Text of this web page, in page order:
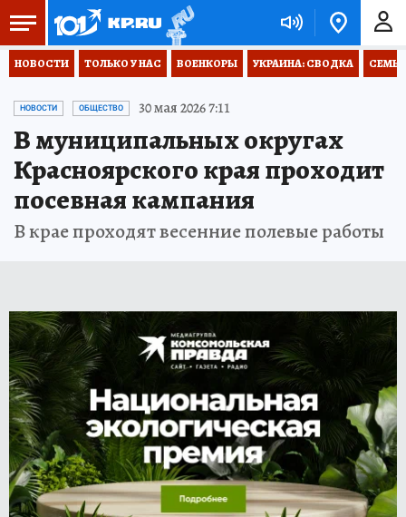
НОВОСТИ ТОЛЬКО У НАС ВОЕНКОРЫ УКРАИНА: СВОДКА
НОВОСТИ ОБЩЕСТВО 30 мая 2026 7:11
В муниципальных округах
Красноярского края проходит
посевная кампания
В крае проходят весенние полевые работы